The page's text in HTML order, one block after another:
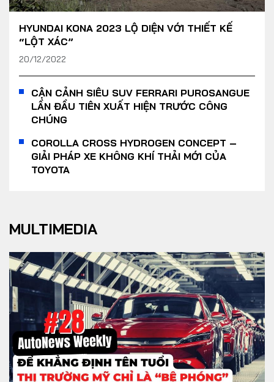
HYUNDAI KONA 2023 LỘ DIỆN VỚI THIẾT KẾ
“LỘT XÁC”
20/12/2022
CẬN CẢNH SIÊU SUV FERRARI PUROSANGUE
LẦN ĐẦU TIÊN XUẤT HIỆN TRƯỚC CÔNG
CHÚNG
COROLLA CROSS HYDROGEN CONCEPT –
GIẢI PHÁP XE KHÔNG KHÍ THẢI MỚI CỦA
TOYOTA
MULTIMEDIA